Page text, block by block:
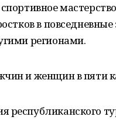
в
регионами.
и женщин в пяти
республиканского